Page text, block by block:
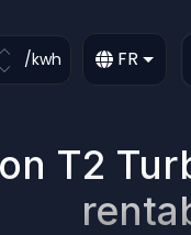
/kwh FR
T2